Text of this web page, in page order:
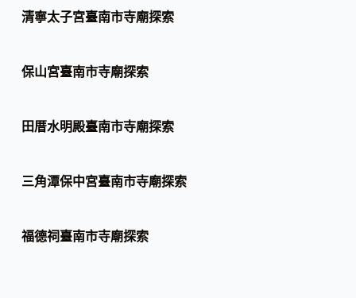
清寧太子宮臺南市寺廟探索
保山宮臺南市寺廟探索
田厝水明殿臺南市寺廟探索
三角潭保中宮臺南市寺廟探索
福德祠臺南市寺廟探索